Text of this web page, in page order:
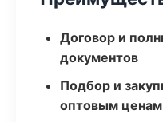
Договор и
документов
Подбор и
оптовым ценам